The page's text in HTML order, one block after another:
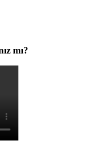
mı?